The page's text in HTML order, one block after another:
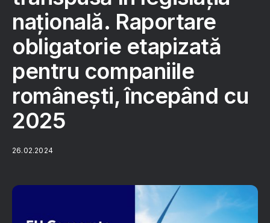
națională. Raportare
obligatorie etapizată
pentru companiile
românești, începând cu
2025
26.02.2024